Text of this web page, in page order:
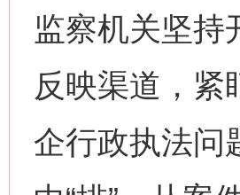
监察机关坚持
反映渠道，紧
企行政执法问